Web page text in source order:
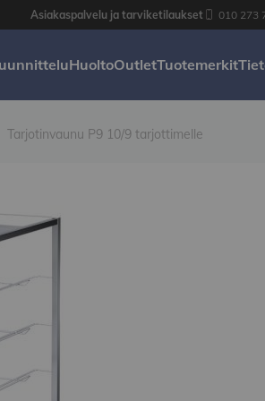
Asiakaspalvelu ja tarviketilaukset 010 273
HuoltoOutletTuotemerkit
Tarjotinvaunu P9 10/9 tarjottimelle